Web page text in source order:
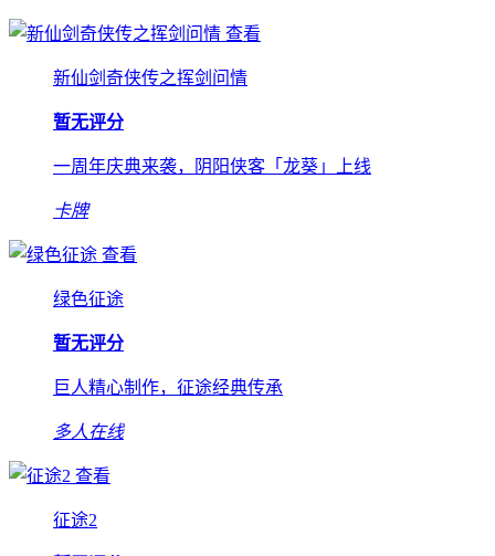
查看
新仙剑奇侠传之挥剑问情
暂无评分
一周年庆典来袭，阴阳侠客「龙葵」上线
卡牌
查看
绿色征途
暂无评分
巨人精心制作，征途经典传承
多人在线
查看
征途2